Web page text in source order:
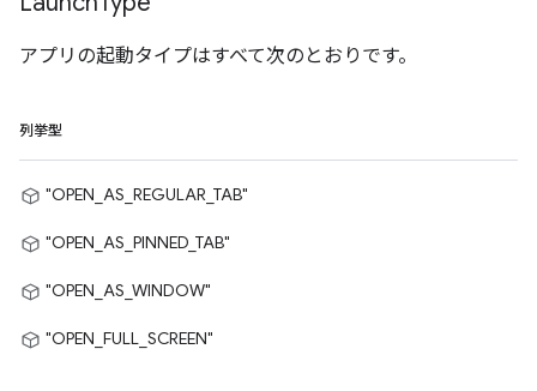
アプリの起動タイプはすべて次のとおりです。
列挙型
"OPEN_AS_REGULAR_TAB"
"OPEN_AS_PINNED_TAB"
"OPEN_AS_WINDOW"
"OPEN_FULL_SCREEN"